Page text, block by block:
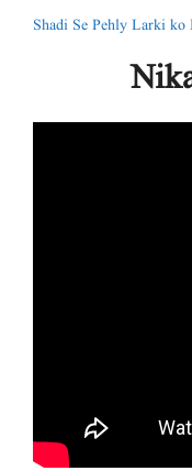
Shadi Se Pehly Larki ko